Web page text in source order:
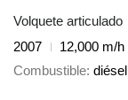
Volquete articulado
2007
12,000 m/h
Combustible diésel